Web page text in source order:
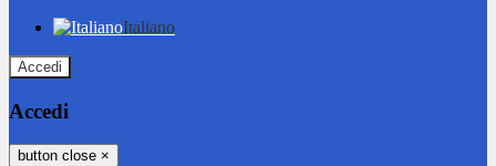
Italiano
Accedi
Accedi
button close ×